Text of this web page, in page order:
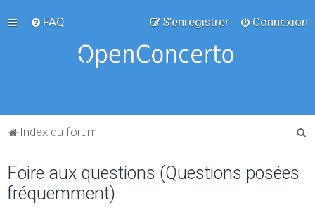
FAQ Connexion
S’enregistrer
Index du forum
Foire aux questions (Questions posées
fréquemment)